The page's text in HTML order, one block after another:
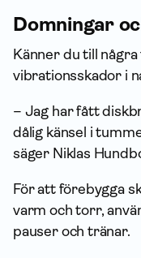
Domningar
Känner du till
vibrationsskador i
– Jag har fått
dålig känsel i
säger Niklas
För att förebygga
varm och torr,
pauser och tränar.